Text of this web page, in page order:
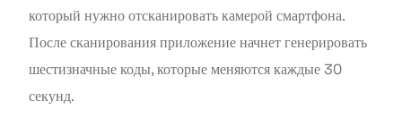
который нужно отсканировать камерой смартфона.
После сканирования приложение начнет генерировать
шестизначные коды, которые меняются каждые 30
секунд.